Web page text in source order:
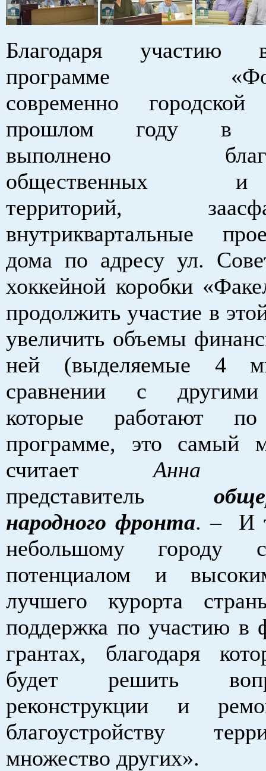
Благодаря участию
программе
современно
прошлом году в
выполнено
общественных и
территорий,
внутриквартальные
дома по адресу ул.
хоккейной коробки
продолжить участие в
увеличить объемы
ней (выделяемые 4
сравнении с
которые работают
программе, это самый
считаетАнна
представитель
народного фронта. – И
небольшому городу
потенциалом и
лучшего курорта
поддержка по участию в
грантах, благодаря
будет решить
реконструкции и
благоустройству
множество других».